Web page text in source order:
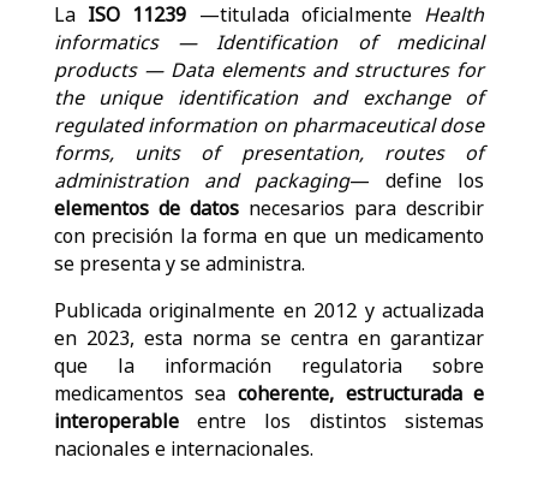
La ISO 11239 —titulada oficialmente Health
informatics — Identification of medicinal
products — Data elements and structures for
the unique identification and exchange of
regulated information on pharmaceutical dose
forms, units of presentation, routes of
administration and packaging— define los
elementos de datosnecesarios para describir
con precisión la forma en que un medicamento
se presenta y se administra.
Publicada originalmente en 2012 y actualizada
en 2023, esta norma se centra en garantizar
que la información regulatoria sobre
medicamentos sea coherente, estructurada e
interoperableentre los distintos sistemas
nacionales e internacionales.